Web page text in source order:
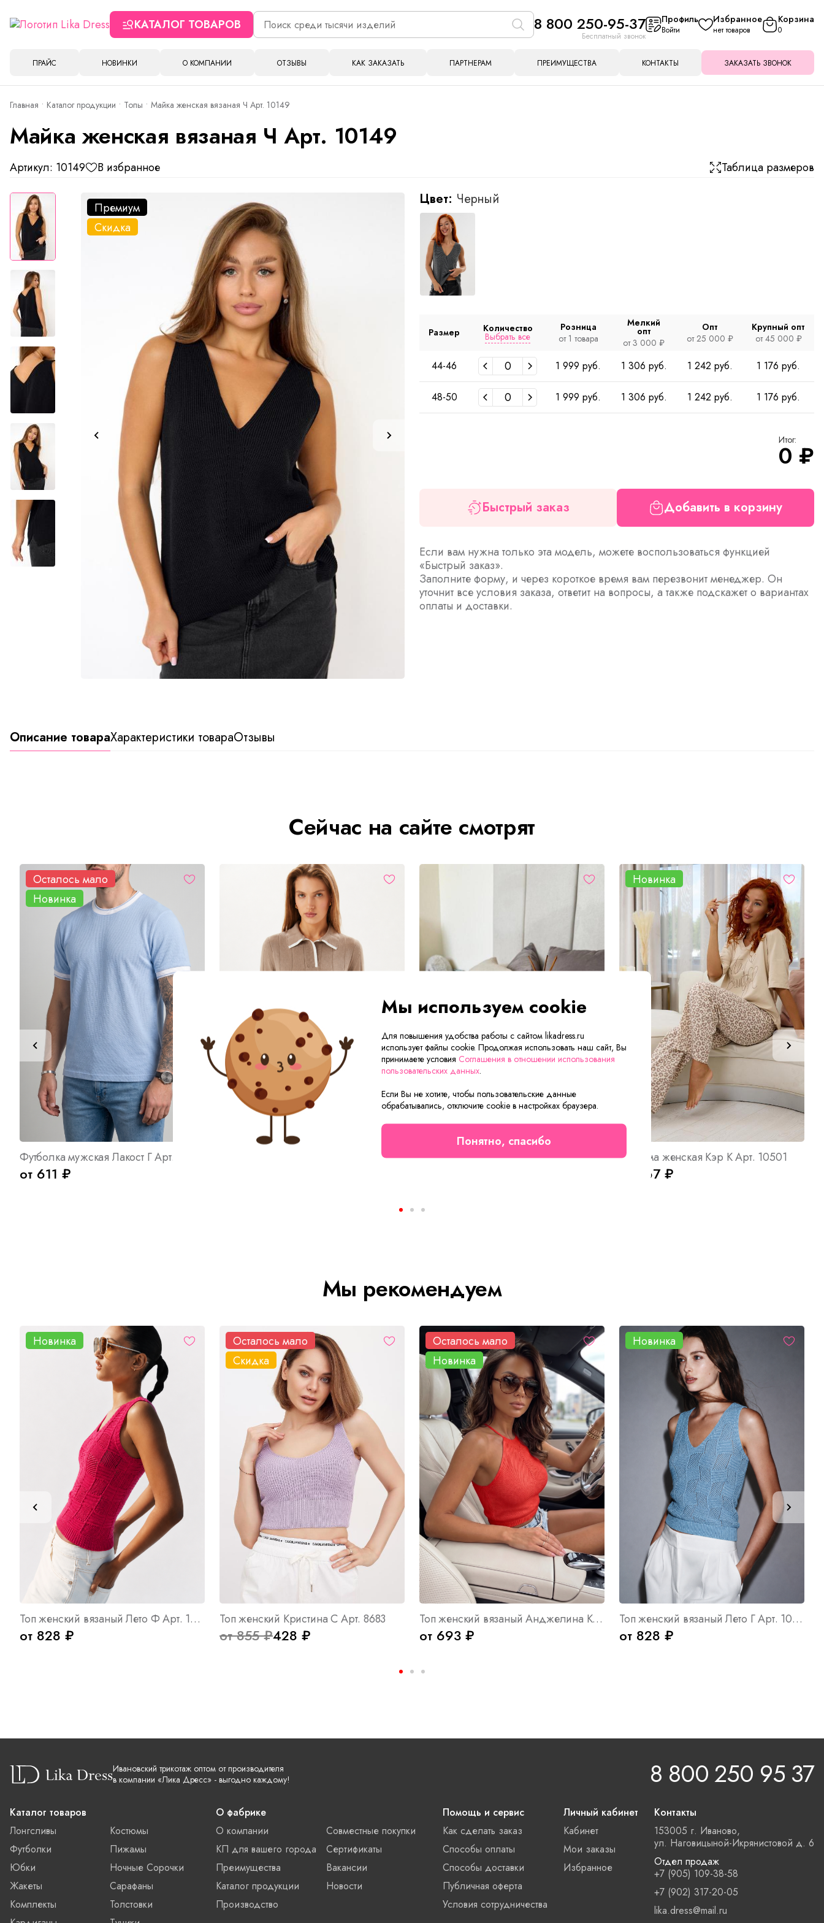
КАТАЛОГ ТОВАРОВ 8 800 250-95-37
Бесплатный звонок
Профиль
Войти
Избранное
нет товаров
Корзина
0
ПРАЙС НОВИНКИ О КОМПАНИИ ОТЗЫВЫ КАК ЗАКАЗАТЬ ПАРТНЕРАМ ПРЕИМУЩЕСТВА КОНТАКТЫ ЗАКАЗАТЬ ЗВОНОК
Главная Каталог продукции Топы Майка женская вязаная Ч Арт. 10149
Майка женская вязаная Ч Арт. 10149
Артикул: 10149 В избранное Таблица размеров
Премиум
Скидка
Цвет: Черный
Размер Количество
Выбрать все
Розница
от 1 товара
Мелкий
опт
от 3 000 ₽
Опт
от 25 000 ₽
Крупный опт
от 45 000 ₽
44-46 1 999 руб. 1 306 руб. 1 242 руб. 1 176 руб.
48-50 1 999 руб. 1 306 руб. 1 242 руб. 1 176 руб.
Итог:
0 ₽
Быстрый заказ Добавить в корзину
Если вам нужна только эта модель, можете воспользоваться функцией
«Быстрый заказ».
Заполните форму, и через короткое время вам перезвонит менеджер. Он
уточнит все условия заказа, ответит на вопросы, а также подскажет о вариантах
оплаты и доставки.
Описание товараХарактеристики товараОтзывы
Сейчас на сайте смотрят
Осталось мало
Новинка
от 611 ₽
Футболка женская вязаная Поло Д/Р Арт. 10772 Тапки Женские Х Арт. 9523
Новинка
Пижама женская Кэр К Арт. 10501
от 867 ₽
Мы рекомендуем
Новинка
Топ женский вязаный Лето Ф Арт. 10768
от 828 ₽
Осталось мало
Скидка
Топ женский Кристина С Арт. 8683
от 855 ₽428 ₽
Осталось мало
Новинка
Топ женский вязаный Анджелина К Арт. 10737
от 693 ₽
Новинка
Топ женский вязаный Лето Г Арт. 10769
от 828 ₽
Ивановский трикотаж оптом от производителя
в компании «Лика Дресс» - выгодно каждому!
8 800 250 95 37
Каталог товаров
Лонгсливы
Футболки
Юбки
Жакеты
Комплекты
Костюмы
Пижамы
Ночные Сорочки
Сарафаны
Толстовки
О фабрике
О компании
КП для вашего города
Преимущества
Каталог продукции
Производство
Совместные покупки
Сертификаты
Вакансии
Новости
Помощь и сервис
Как сделать заказ
Способы оплаты
Способы доставки
Публичная оферта
Условия сотрудничества
Личный кабинет
Кабинет
Мои заказы
Избранное
Контакты
153005 г. Иваново,
ул. Наговицыной-Икрянистовой д. 6
Отдел продаж
+7 (905) 109-38-58
+7 (902) 317-20-05
lika.dress@mail.ru
Мы используем cookie
Для повышения удобства работы с сайтом likadress.ru
использует файлы cookie. Продолжая использовать наш сайт, Вы
принимаете условия Соглашения в отношении использования
пользовательских данных.
Если Вы не хотите, чтобы пользовательские данные
обрабатывались, отключите cookie в настройках браузера.
Понятно, спасибо